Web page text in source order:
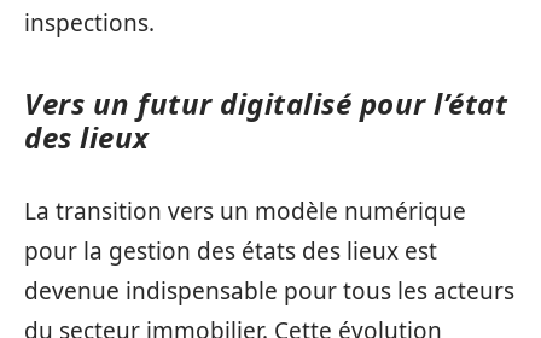
inspections.
Vers un futur digitalisé pour l’état
des lieux
La transition vers un modèle numérique
pour la gestion des états des lieux est
devenue indispensable pour tous les acteurs
du secteur immobilier. Cette évolution